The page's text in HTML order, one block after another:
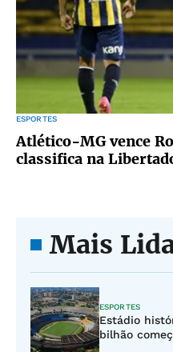
ESPORTES
Atlético-MG vence
classifica na
Mais
ESPORTES
Estádio
bilhão